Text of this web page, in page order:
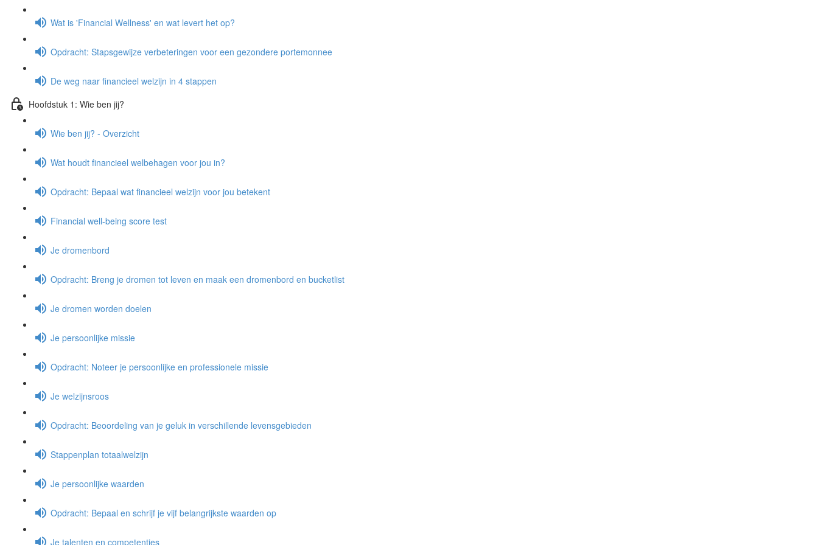
Wat is 'Financial Wellness' en wat levert het op?
Opdracht: Stapsgewijze verbeteringen voor een gezondere portemonnee
De weg naar financieel welzijn in 4 stappen
Hoofdstuk 1: Wie ben jij?
Wie ben jij? - Overzicht
Wat houdt financieel welbehagen voor jou in?
Opdracht: Bepaal wat financieel welzijn voor jou betekent
Financial well-being score test
Je dromenbord
Opdracht: Breng je dromen tot leven en maak een dromenbord en bucketlist
Je dromen worden doelen
Je persoonlijke missie
Opdracht: Noteer je persoonlijke en professionele missie
Je welzijnsroos
Opdracht: Beoordeling van je geluk in verschillende levensgebieden
Stappenplan totaalwelzijn
Je persoonlijke waarden
Opdracht: Bepaal en schrijf je vijf belangrijkste waarden op
Je talenten en competenties